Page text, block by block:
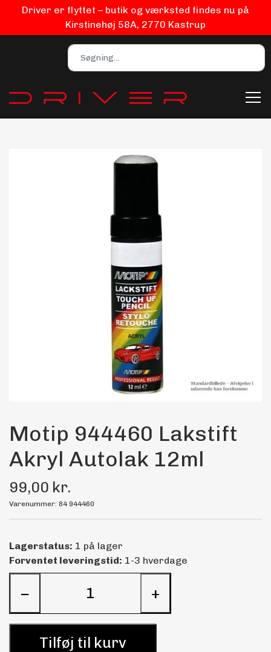
Driver er flyttet – butik og værksted findes nu på
Kirstinehøj 58A, 2770 Kastrup
Bilpleje
Biludstyr
EV Udstyr
Maling
Bilstereo
Transport Udstyr
Olie
Kemi
Dæk & Fælge
Motip 944460 Lakstift
Akryl Autolak 12ml
99,00 kr.
Varenummer: 84 944460
Lagerstatus: 1 på lager
Forventet leveringstid: 1-3 hverdage
− +
Tilføj til kurv